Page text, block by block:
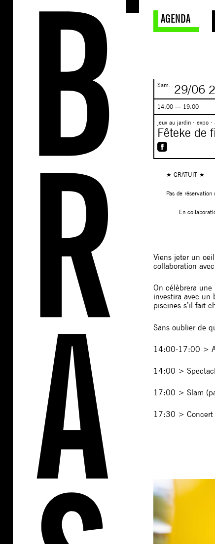
AGENDA
Sam. 29/06
14:00 — 19:00
jeux au jardin · expo
Fêteke de
★ GRATUIT ★
Pas de réservation
En
Viens jeter un
collaboration
On célèbrera
investira avec un
piscines s’il fait
Sans oublier de
14:00-17:00 >
14:00 >
17:00 > Slam
17:30 > Concert